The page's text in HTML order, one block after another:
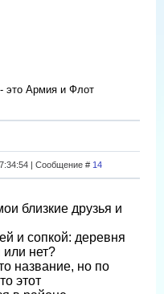
это Армия и Флот
| Сообщение # 14
близкие друзья и
и сопкой: деревня
или нет?
название, но по
этот